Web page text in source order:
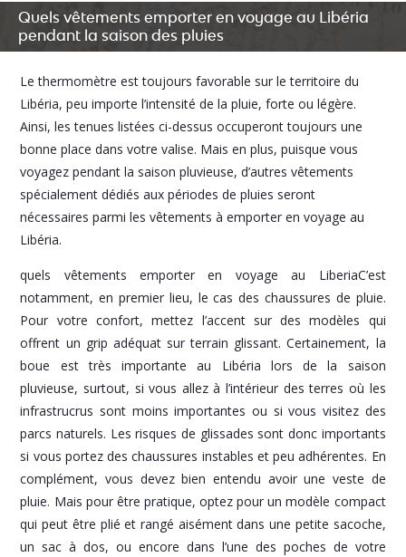
Quels vêtements emporter en voyage au Libéria
pendant la saison des pluies
Le thermomètre est toujours favorable sur le territoire du
Libéria, peu importe l’intensité de la pluie, forte ou légère.
Ainsi, les tenues listées ci-dessus occuperont toujours une
bonne place dans votre valise. Mais en plus, puisque vous
voyagez pendant la saison pluvieuse, d’autres vêtements
spécialement dédiés aux périodes de pluies seront
nécessaires parmi les vêtements à emporter en voyage au
Libéria.
quels vêtements emporter en voyage au LiberiaC’est
notamment, en premier lieu, le cas des chaussures de pluie.
Pour votre confort, mettez l’accent sur des modèles qui
offrent un grip adéquat sur terrain glissant. Certainement, la
boue est très importante au Libéria lors de la saison
pluvieuse, surtout, si vous allez à l’intérieur des terres où les
infrastrucrus sont moins importantes ou si vous visitez des
parcs naturels. Les risques de glissades sont donc importants
si vous portez des chaussures instables et peu adhérentes. En
complément, vous devez bien entendu avoir une veste de
pluie. Mais pour être pratique, optez pour un modèle compact
qui peut être plié et rangé aisément dans une petite sacoche,
un sac à dos, ou encore dans l’une des poches de votre